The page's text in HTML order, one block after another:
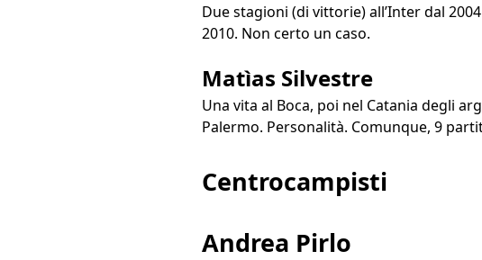
Due stagioni (di vittorie) all’Inter dal
2010. Non certo un caso.
Matìas Silvestre
Una vita al Boca, poi nel Catania degli
Palermo. Personalità. Comunque, 9
Centrocampisti
Andrea Pirlo